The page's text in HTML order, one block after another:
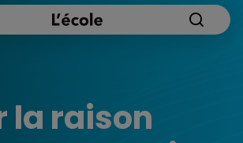
la raison